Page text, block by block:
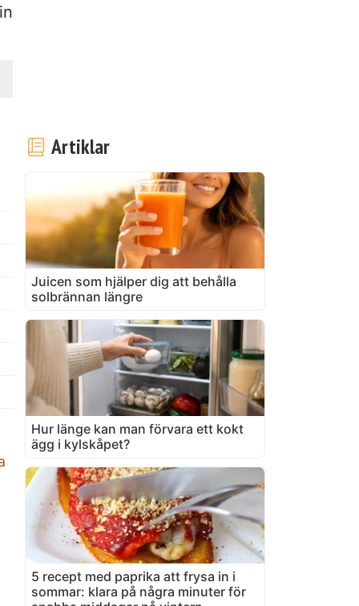
Artiklar
Juicen som hjälper dig att behålla
solbrännan längre
Hur länge kan man förvara ett kokt
ägg i kylskåpet?
5 recept med paprika att frysa in i
sommar: klara på några minuter för